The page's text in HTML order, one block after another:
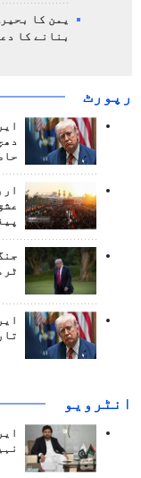
یمن کا
بنانے کا
رپورٹ
انٹرويو